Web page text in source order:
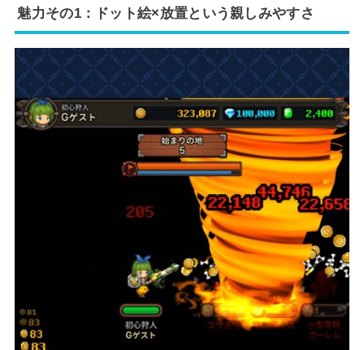
魅力その1：ドット絵×放置という親しみやすさ